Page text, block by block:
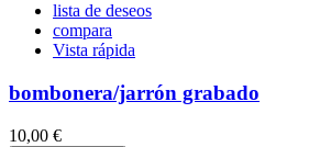
lista de deseos
compara
Vista rápida
bombonera/jarrón grabado
10,00 €